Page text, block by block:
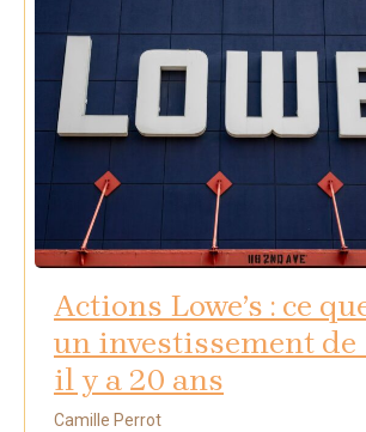
Actions Lowe’s : ce
un investissement de
il y a 20 ans
Camille Perrot